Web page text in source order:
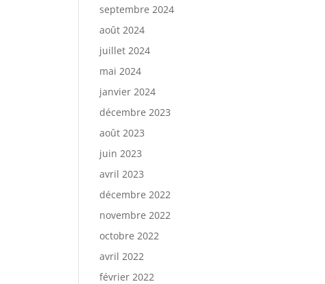
septembre 2024
août 2024
juillet 2024
mai 2024
janvier 2024
décembre 2023
août 2023
juin 2023
avril 2023
décembre 2022
novembre 2022
octobre 2022
avril 2022
février 2022